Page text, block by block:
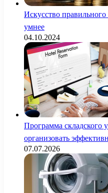
Искусство
умнее
04.10.2024
Программа складского
организовать
07.07.2026